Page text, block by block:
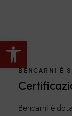
Apri la barra degli strumenti
BENCARNI È
Bencarni è